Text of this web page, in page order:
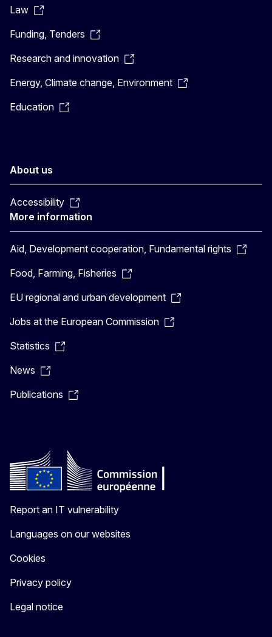
Law
Funding, Tenders
Research and innovation
Energy, Climate change, Environment
Education
About us
Accessibility
More information
Aid, Development cooperation, Fundamental rights
Food, Farming, Fisheries
EU regional and urban development
Jobs at the European Commission
Statistics
News
Publications
Report an IT vulnerability
Languages on our websites
Cookies
Privacy policy
Legal notice